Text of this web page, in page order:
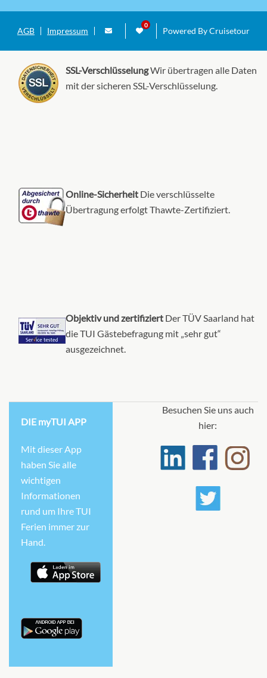
AGB Impressum Powered By Cruisetour
SSL-VerschlüsselungWir übertragen alle Daten
mit der sicheren SSL-Verschlüsselung.
Online-Sicherheit Die verschlüsselte
Übertragung erfolgt Thawte-Zertifiziert.
Objektiv und zertifiziert Der TÜV Saarland hat
die TUI Gästebefragung mit „sehr gut“
ausgezeichnet.
DIE myTUI APP
Mit dieser App
haben Sie alle
wichtigen
Informationen
rund um Ihre TUI
Ferien immer zur
Hand.
Besuchen Sie uns auch
hier: